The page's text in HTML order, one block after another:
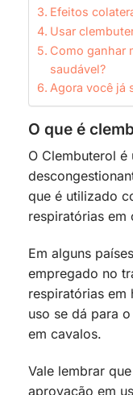
Efeitos
Usar
Como ganhar
saudável?
Agora você já
O que é
O Clembuterol é
que é utilizado
respiratórias em
Em alguns
empregado no
respiratórias em
uso se dá para
em cavalos.
Vale lembrar
aprovação em